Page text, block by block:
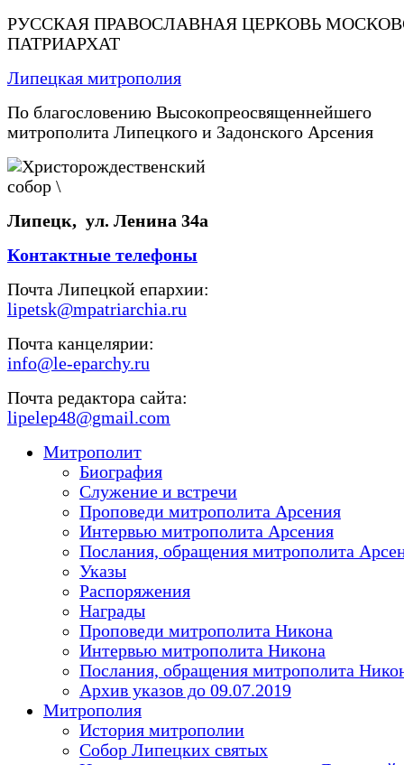
РУССКАЯ ПРАВОСЛАВНАЯ ЦЕРКОВЬ
ПАТРИАРХАТ
Липецкая митрополия
По благословению Высокопреосвященнейшего
митрополита Липецкого и Задонского Арсения
Липецк, ул. Ленина 34а
Контактные телефоны
Почта Липецкой епархии:
lipetsk@mpatriarchia.ru
Почта канцелярии:
info@le-eparchy.ru
Почта редактора сайта:
lipelep48@gmail.com
Митрополит
Биография
Служение и встречи
Проповеди митрополита Арсения
Интервью митрополита Арсения
Послания, обращения митрополита
Указы
Распоряжения
Награды
Проповеди митрополита Никона
Интервью митрополита Никона
Послания, обращения митрополита
Архив указов до 09.07.2019
Митрополия
История митрополии
Собор Липецких святых